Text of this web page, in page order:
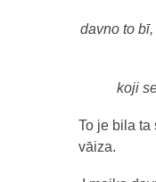
davno to
koji
To je bila ta
vāiza.